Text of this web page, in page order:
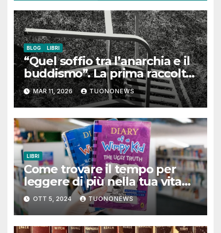
BLOG LIBRI
“Quel soffio tra l’anarchia e il
buddismo”. La prima raccolta
poetica di Paolo Modolo
MAR 11, 2026 TUONONEWS
LIBRI
Come trovare il tempo per
leggere di più nella tua vita
quotidiana
OTT 5, 2024 TUONONEWS